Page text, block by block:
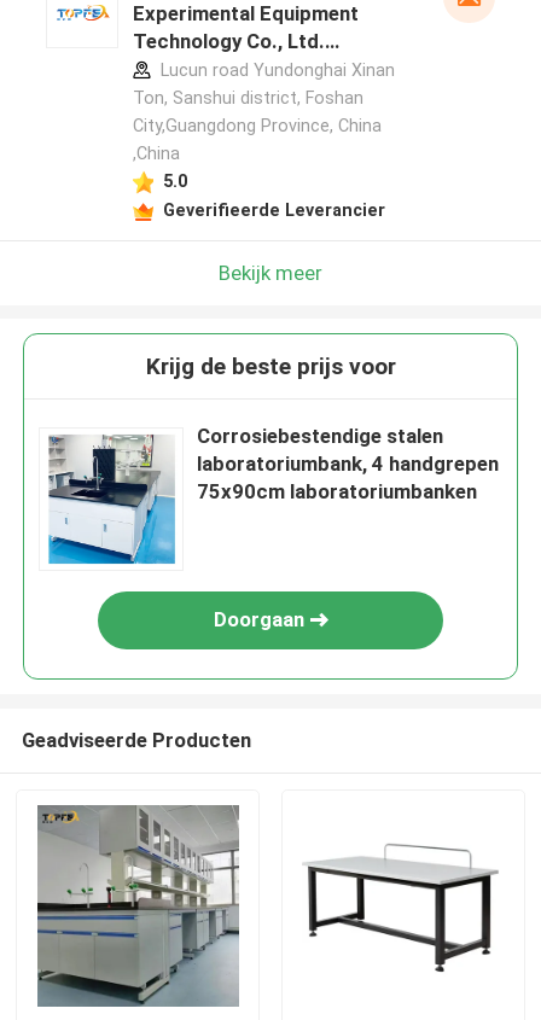
Experimental Equipment
Technology Co., Ltd.
fabrikant profiel
Lucun road Yundonghai Xinan
Ton, Sanshui district, Foshan
City,Guangdong Province, China
,China
5.0
Geverifieerde Leverancier
Bekijk meer
Krijg de beste prijs voor
Corrosiebestendige stalen
laboratoriumbank, 4 handgrepen
75x90cm laboratoriumbanken
Doorgaan
Geadviseerde Producten